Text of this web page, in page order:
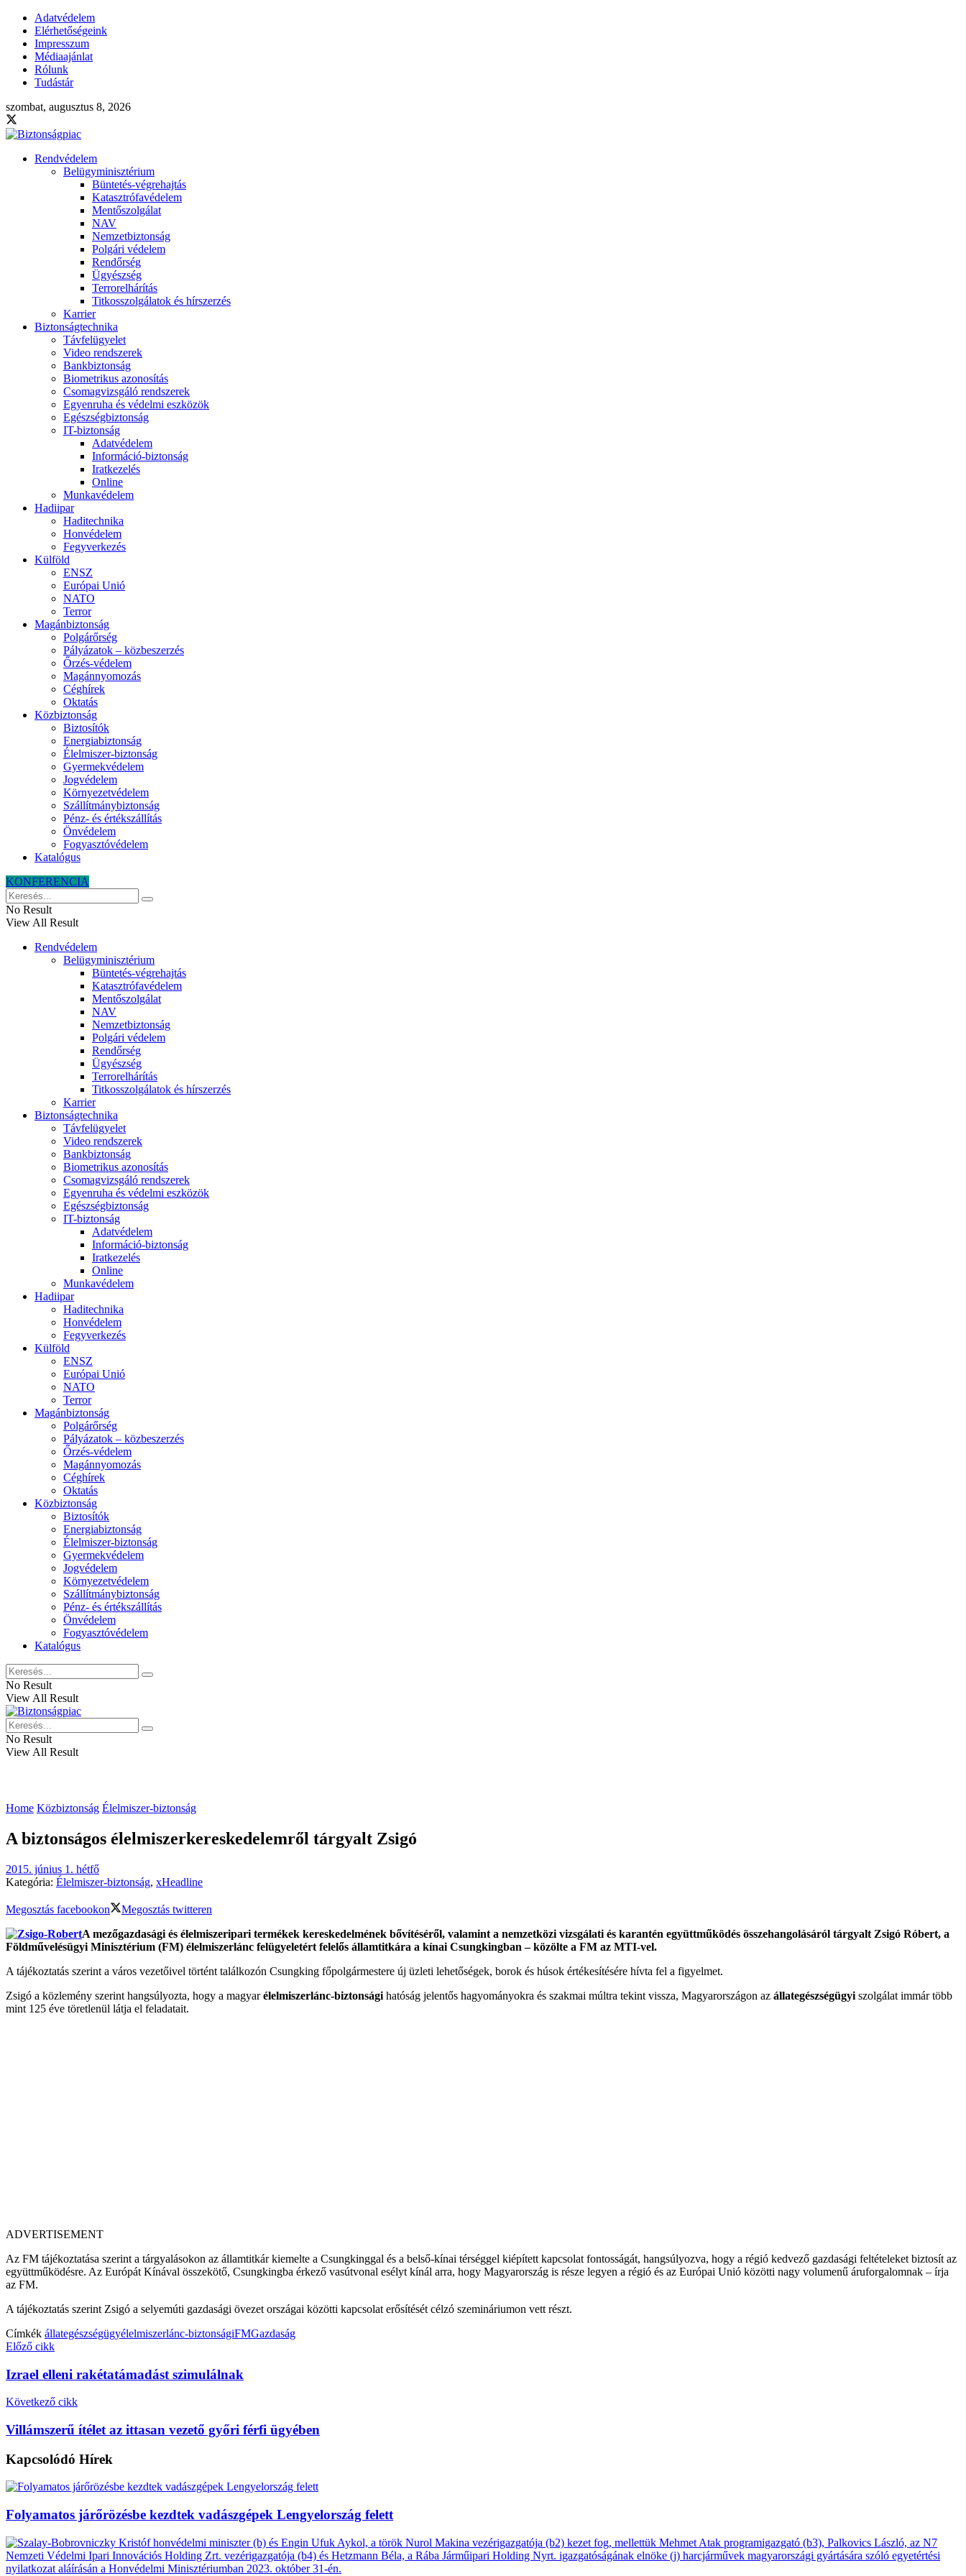
Adatvédelem
Elérhetőségeink
Impresszum
Médiaajánlat
Rólunk
Tudástár
szombat, augusztus 8, 2026
Rendvédelem
Belügyminisztérium
Büntetés-végrehajtás
Katasztrófavédelem
Mentőszolgálat
NAV
Nemzetbiztonság
Polgári védelem
Rendőrség
Ügyészség
Terrorelhárítás
Titkosszolgálatok és hírszerzés
Karrier
Biztonságtechnika
Távfelügyelet
Video rendszerek
Bankbiztonság
Biometrikus azonosítás
Csomagvizsgáló rendszerek
Egyenruha és védelmi eszközök
Egészségbiztonság
IT-biztonság
Adatvédelem
Információ-biztonság
Iratkezelés
Online
Munkavédelem
Hadiipar
Haditechnika
Honvédelem
Fegyverkezés
Külföld
ENSZ
Európai Unió
NATO
Terror
Magánbiztonság
Polgárőrség
Pályázatok – közbeszerzés
Őrzés-védelem
Magánnyomozás
Céghírek
Oktatás
Közbiztonság
Biztosítók
Energiabiztonság
Élelmiszer-biztonság
Gyermekvédelem
Jogvédelem
Környezetvédelem
Szállítmánybiztonság
Pénz- és értékszállítás
Önvédelem
Fogyasztóvédelem
Katalógus
KONFERENCIA
No Result
View All Result
Rendvédelem
Belügyminisztérium
Büntetés-végrehajtás
Katasztrófavédelem
Mentőszolgálat
NAV
Nemzetbiztonság
Polgári védelem
Rendőrség
Ügyészség
Terrorelhárítás
Titkosszolgálatok és hírszerzés
Karrier
Biztonságtechnika
Távfelügyelet
Video rendszerek
Bankbiztonság
Biometrikus azonosítás
Csomagvizsgáló rendszerek
Egyenruha és védelmi eszközök
Egészségbiztonság
IT-biztonság
Adatvédelem
Információ-biztonság
Iratkezelés
Online
Munkavédelem
Hadiipar
Haditechnika
Honvédelem
Fegyverkezés
Külföld
ENSZ
Európai Unió
NATO
Terror
Magánbiztonság
Polgárőrség
Pályázatok – közbeszerzés
Őrzés-védelem
Magánnyomozás
Céghírek
Oktatás
Közbiztonság
Biztosítók
Energiabiztonság
Élelmiszer-biztonság
Gyermekvédelem
Jogvédelem
Környezetvédelem
Szállítmánybiztonság
Pénz- és értékszállítás
Önvédelem
Fogyasztóvédelem
Katalógus
No Result
View All Result
No Result
View All Result
Home Közbiztonság Élelmiszer-biztonság
A biztonságos élelmiszerkereskedelemről tárgyalt Zsigó
2015. június 1. hétfő
Kategória: Élelmiszer-biztonság, xHeadline
Megosztás facebookon
Megosztás twitteren
A mezőgazdasági és élelmiszeripari termékek kereskedelmének bővítéséről, valamint a nemzetközi vizsgálati és karantén együttműködés összehangolásáról tárgyalt Zsigó Róbert, a
Földművelésügyi Minisztérium (FM) élelmiszerlánc felügyeletért felelős államtitkára a kínai Csungkingban – közölte a FM az MTI-vel.
A tájékoztatás szerint a város vezetőivel történt találkozón Csungking főpolgármestere új üzleti lehetőségek, borok és húsok értékesítésére hívta fel a figyelmet.
Zsigó a közlemény szerint hangsúlyozta, hogy a magyarélelmiszerlánc-biztonsági hatóság jelentős hagyományokra és szakmai múltra tekint vissza, Magyarországon az állategészségügyi szolgálat immár több
mint 125 éve töretlenül látja el feladatait.
ADVERTISEMENT
Az FM tájékoztatása szerint a tárgyalásokon az államtitkár kiemelte a Csungkinggal és a belső-kínai térséggel kiépített kapcsolat fontosságát, hangsúlyozva, hogy a régió kedvező gazdasági feltételeket biztosít az
együttműködésre. Az Európát Kínával összekötő, Csungkingba érkező vasútvonal esélyt kínál arra, hogy Magyarország is része legyen a régió és az Európai Unió közötti nagy volumenű áruforgalomnak – írja
az FM.
A tájékoztatás szerint Zsigó a selyemúti gazdasági övezet országai közötti kapcsolat erősítését célzó szemináriumon vett részt.
Címkék állategészségügyélelmiszerlánc-biztonságiFMGazdaság
Előző cikk
Izrael elleni rakétatámadást szimulálnak
Következő cikk
Villámszerű ítélet az ittasan vezető győri férfi ügyében
Kapcsolódó Hírek
Folyamatos járőrözésbe kezdtek vadászgépek Lengyelország felett